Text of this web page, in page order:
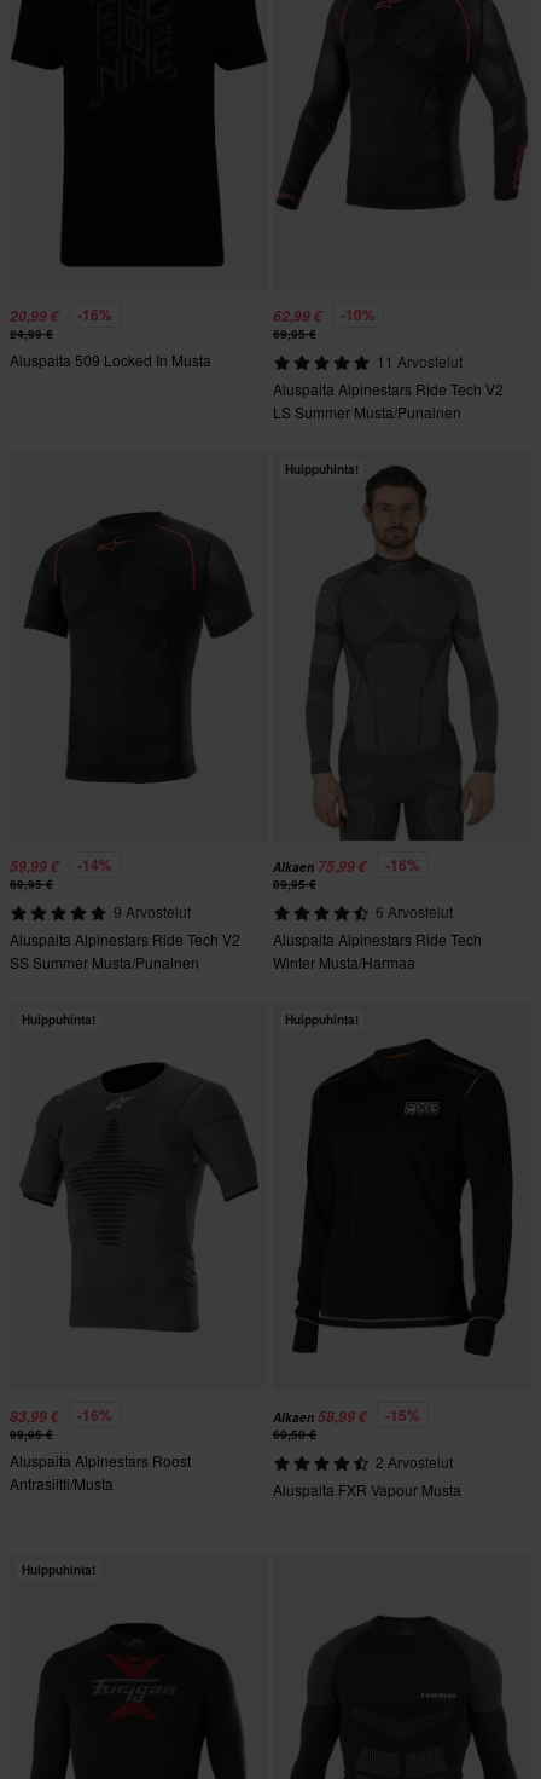
20,99 € -16%
24,99 €
Aluspaita 509 Locked In Musta
62,99 € -10%
69,95 €
11 Arvostelut
Aluspaita Alpinestars Ride Tech V2
LS Summer Musta/Punainen
59,99 € -14%
69,95 €
9 Arvostelut
Aluspaita Alpinestars Ride Tech V2
SS Summer Musta/Punainen
Huippuhinta!
Alkaen 75,99 € -16%
89,95 €
6 Arvostelut
Aluspaita Alpinestars Ride Tech
Winter Musta/Harmaa
Huippuhinta!
83,99 € -16%
99,95 €
Aluspaita Alpinestars Roost
Antrasiitti/Musta
Huippuhinta!
Alkaen 58,99 € -15%
69,50 €
2 Arvostelut
Aluspaita FXR Vapour Musta
Huippuhinta!